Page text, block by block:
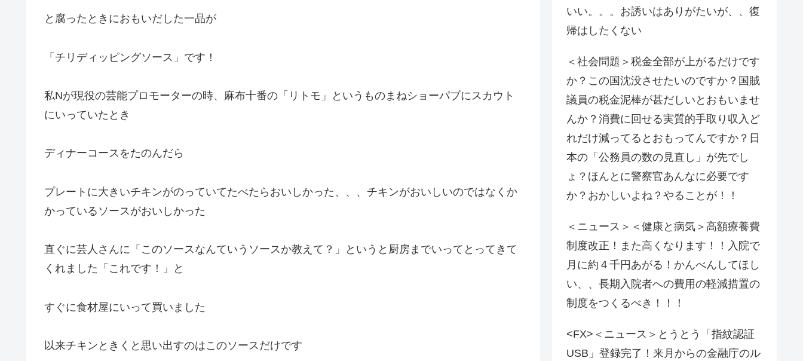
と腐ったときにおもいだした一品が
「チリディッピングソース」です！
私Nが現役の芸能プロモーターの時、麻布十番の「リトモ」というものまねショーパブにスカウト
にいっていたとき
ディナーコースをたのんだら
プレートに大きいチキンがのっていてたべたらおいしかった、、、チキンがおいしいのではなくか
かっているソースがおいしかった
直ぐに芸人さんに「このソースなんていうソースか教えて？」というと厨房までいってとってきて
くれました「これです！」と
すぐに食材屋にいって買いました
以来チキンときくと思い出すのはこのソースだけです
いい。。。お誘いはありがたいが、、復
帰はしたくない
＜社会問題＞税金全部が上がるだけです
か？この国沈没させたいのですか？国賊
議員の税金泥棒が甚だしいとおもいませ
んか？消費に回せる実質的手取り収入ど
れだけ減ってるとおもってんですか？日
本の「公務員の数の見直し」が先でし
ょ？ほんとに警察官あんなに必要です
か？おかしいよね？やることが！！
＜ニュース＞＜健康と病気＞高額療養費
制度改正！また高くなります！！入院で
月に約４千円あがる！かんべんしてほし
い、、長期入院者への費用の軽減措置の
制度をつくるべき！！！
<FX>＜ニュース＞とうとう「指紋認証
USB」登録完了！来月からの金融庁のル